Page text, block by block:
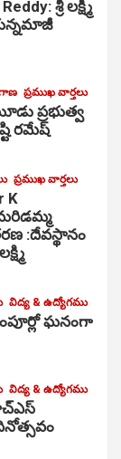
శ్రీ లక్ష్మీ
ప్రముఖ వార్తలు
ప్రభుత్వ
రమేష్
ప్రముఖ వార్తలు
K
మరిడమ్మ
:దేవస్థానం
విద్య & ఉద్యోగము
ఘనంగా
విద్య & ఉద్యోగము